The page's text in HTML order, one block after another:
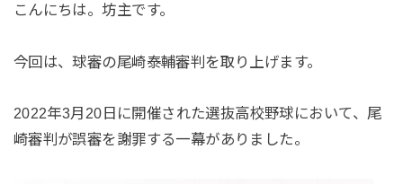
こんにちは。坊主です。
今回は、球審の尾崎泰輔審判を取り上げます。
2022年3月20日に開催された選抜高校野球において、尾
崎審判が誤審を謝罪する一幕がありました。